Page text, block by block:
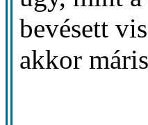
bevésett
akkor